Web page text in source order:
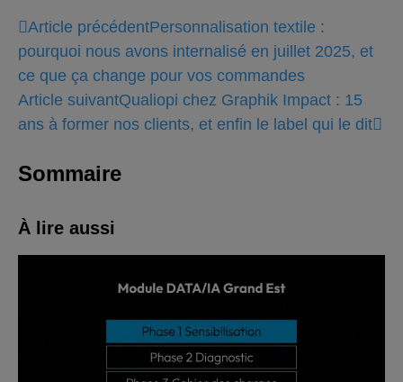
Article précédentPersonnalisation textile :
pourquoi nous avons internalisé en juillet 2025, et
ce que ça change pour vos commandes
Article suivantQualiopi chez Graphik Impact : 15
ans à former nos clients, et enfin le label qui le dit
Sommaire
À lire aussi